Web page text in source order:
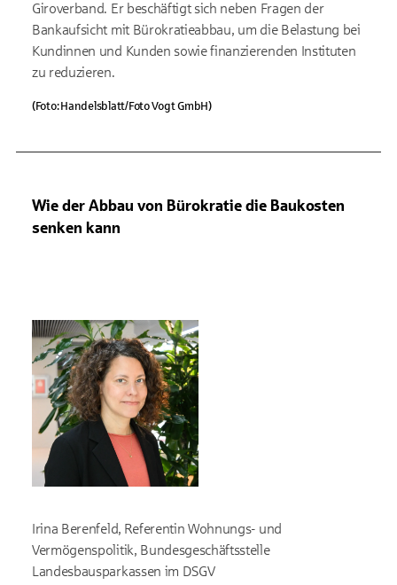
Giroverband. Er beschäftigt sich neben Fragen der
Bankaufsicht mit Bürokratieabbau, um die Belastung bei
Kundinnen und Kunden sowie finanzierenden Instituten
zu reduzieren.
(Foto: Handelsblatt/Foto Vogt GmbH)
Wie der Abbau von Bürokratie die Baukosten
senken kann
Irina Berenfeld, Referentin Wohnungs- und
Vermögenspolitik, Bundesgeschäftsstelle
Landesbausparkassen im DSGV